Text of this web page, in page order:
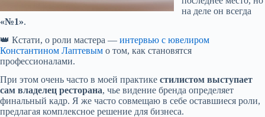
на деле он всегда
«№1».
👑 Кстати, о роли мастера — интервью с ювелиром
Константином Лаптевым о том, как становятся
профессионалами.
При этом очень часто в моей практике стилистом выступает
сам владелец ресторана, чье видение бренда определяет
финальный кадр. Я же часто совмещаю в себе оставшиеся роли,
предлагая комплексное решение для бизнеса.